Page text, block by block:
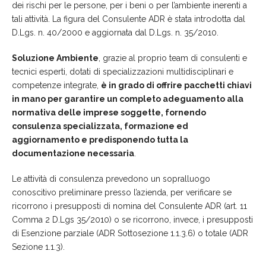
dei rischi per le persone, per i beni o per l’ambiente inerenti a
tali attività. La figura del Consulente ADR è stata introdotta dal
D.Lgs. n. 40/2000 e aggiornata dal D.Lgs. n. 35/2010.
Soluzione Ambiente , grazie al proprio team di consulenti e
tecnici esperti, dotati di specializzazioni multidisciplinari e
competenze integrate, è in grado di offrire pacchetti chiavi
in mano per garantire un completo adeguamento alla
normativa delle imprese soggette, fornendo
consulenza specializzata, formazione ed
aggiornamento e predisponendo tutta la
documentazione necessaria
Le attività di consulenza prevedono un sopralluogo
conoscitivo preliminare presso l’azienda, per verificare se
ricorrono i presupposti di nomina del Consulente ADR (art. 11
Comma 2 D.Lgs 35/2010) o se ricorrono, invece, i presupposti
di Esenzione parziale (ADR Sottosezione 1.1.3.6) o totale (ADR
Sezione 1.1.3).